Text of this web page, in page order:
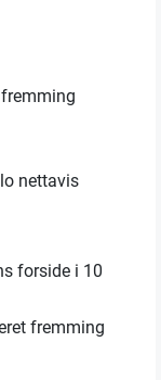
nettavis
forside i 10
fremming